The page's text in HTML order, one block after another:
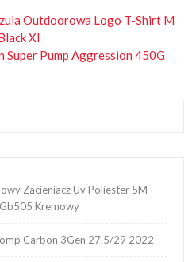
Outdoorowa Logo T-Shirt M
Xl
Pump Aggression 450G
Zacieniacz Uv Poliester 5M
Kremowy
Carbon 3Gen 27.5/29 2022